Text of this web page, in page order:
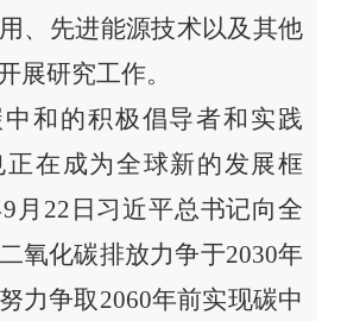
、先进能源技术以及其他
展研究工作。
和的积极倡导者和实践
正在成为全球新的发展框
9月 22 日 习近平总书记向全
二氧化碳排放力争于2030年
力争取2060年前实现碳中